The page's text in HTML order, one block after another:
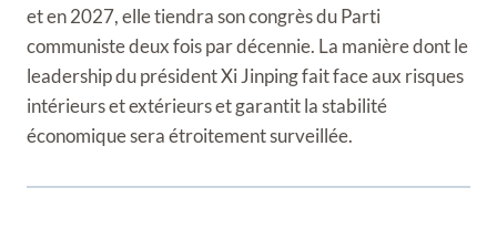
et en 2027, elle tiendra son congrès du Parti
communiste deux fois par décennie. La manière dont le
leadership du président Xi Jinping fait face aux risques
intérieurs et extérieurs et garantit la stabilité
économique sera étroitement surveillée.